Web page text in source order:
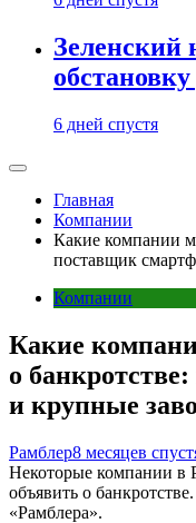
Зеленский
6 дней спустя
Главная
Компании
Какие компании
поставщик
Компании
Какие
о
и крупные
Рамблер8 месяцев
Некоторые компании в
объявить о
«Рамблера».